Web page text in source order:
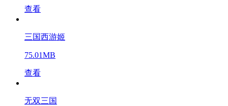
查看
三国西游姬
75.01MB
查看
无双三国